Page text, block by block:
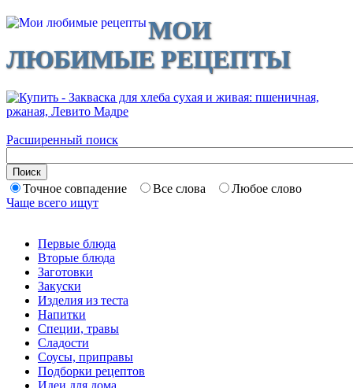
МОИ
ЛЮБИМЫЕ РЕЦЕПТЫ
Расширенный поиск
Точное совпадение Все слова
Любое слово
Чаще всего ищут
Первые блюда
Вторые блюда
Заготовки
Закуски
Изделия из теста
Напитки
Специи, травы
Сладости
Соусы, приправы
Подборки рецептов